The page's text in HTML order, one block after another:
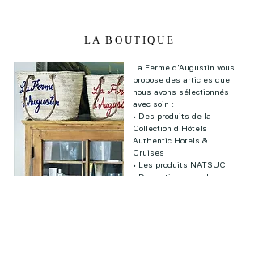
LA BOUTIQUE
La Ferme d'Augustin vous
propose des articles que
nous avons sélectionnés
avec soin :
• Des produits de la
Collection d'Hôtels
Authentic Hotels &
Cruises
• Les produits NATSUC
• Des articles de plages